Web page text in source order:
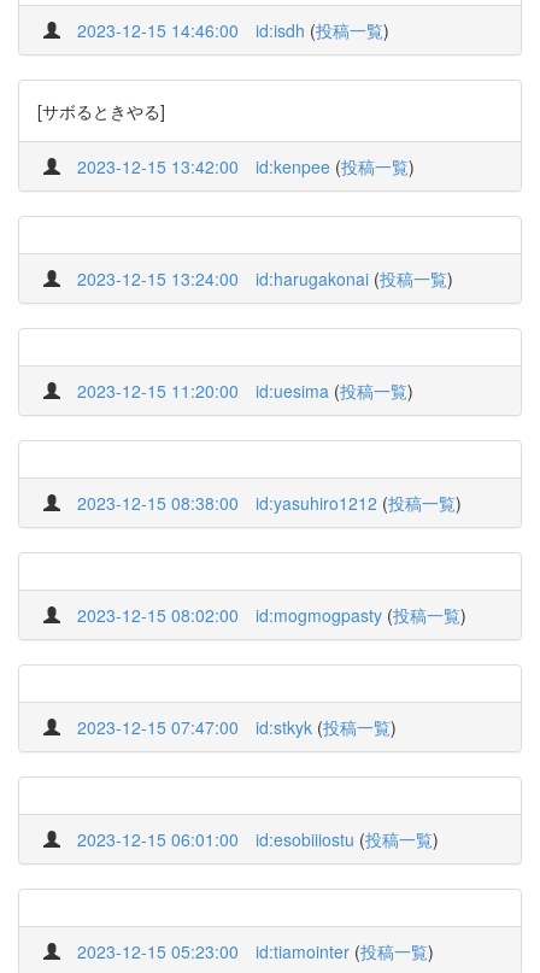
2023-12-15 14:46:00 id:isdh (投稿一覧)
[サボるときやる]
2023-12-15 13:42:00 id:kenpee (投稿一覧)
2023-12-15 13:24:00 id:harugakonai (投稿一覧)
2023-12-15 11:20:00 id:uesima (投稿一覧)
2023-12-15 08:38:00 id:yasuhiro1212 (投稿一覧)
2023-12-15 08:02:00 id:mogmogpasty (投稿一覧)
2023-12-15 07:47:00 id:stkyk (投稿一覧)
2023-12-15 06:01:00 id:esobiiiostu (投稿一覧)
2023-12-15 05:23:00 id:tiamointer (投稿一覧)